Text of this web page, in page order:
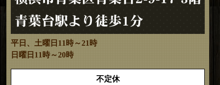
平日、土曜日11時～21時
日曜日11時～20時
不定休